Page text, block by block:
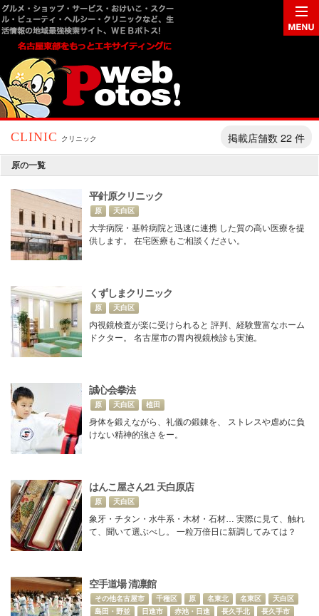
CLINIC クリニック 掲載店舗数 22 件
原の一覧
平針原クリニック
原 天白区
大学病院・基幹病院と迅速に連携 した質の高い医療を提
供します。 在宅医療もご相談ください。
くずしまクリニック
原 天白区
内視鏡検査が楽に受けられると 評判、経験豊富なホーム
ドクター。 名古屋市の胃内視鏡検診も実施。
誠心会拳法
原 天白区 植田
身体を鍛えながら、礼儀の鍛錬を、 ストレスや虐めに負
けない精神的強さをー。
はんこ屋さん21 天白原店
原 天白区
象牙・チタン・水牛系・木材・石材… 実際に見て、触れ
て、聞いて選ぶべし。 一粒万倍日に新調してみては？
空手道場 清凛館
その他名古屋市 千種区 原 名東北 名東区
天白区
島田・野並
日進市 赤池・日進 長久手北 長久手市